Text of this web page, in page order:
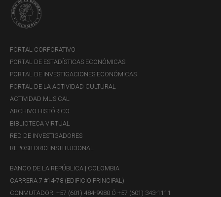
PORTAL CORPORATIVO
PORTAL DE ESTADÍSTICAS ECONÓMICAS
PORTAL DE INVESTIGACIONES ECONÓMICAS
PORTAL DE LA ACTIVIDAD CULTURAL
ACTIVIDAD MUSICAL
ARCHIVO HISTÓRICO
BIBLIOTECA VIRTUAL
RED DE INVESTIGADORES
REPOSITORIO INSTITUCIONAL
BANCO DE LA REPÚBLICA | COLOMBIA
CARRERA 7 #14-78 (EDIFICIO PRINCIPAL)
CONMUTADOR: +57 (601) 484-9980 Ó +57 (601) 343-1111